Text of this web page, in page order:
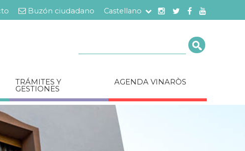
Buzón ciudadano Castellano
TRÁMITES Y
GESTIONES
AGENDA VINARÒS